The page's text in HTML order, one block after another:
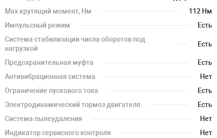
Мах крутящий момент, Нм
112 Нм
Импульсный режим
Есть
Система стабилизации числа оборотов под
нагрузкой
Есть
Предохранительная муфта
Есть
Антивибрационная система
Нет
Ограничение пускового тока
Есть
Электродинамический тормоз двигателя
Есть
Система пылеудаления
Нет
Индикатор сервисного контроля
Нет